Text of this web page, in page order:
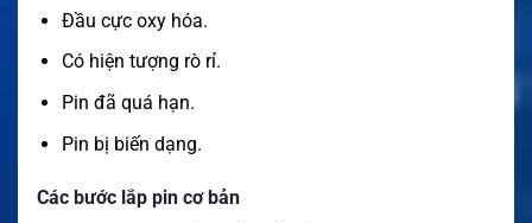
Đầu cực oxy hóa.
Có hiện tượng rò rỉ.
Pin đã quá hạn.
Pin bị biến dạng.
Các bước lắp pin cơ bản